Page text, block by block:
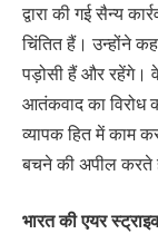
द्वारा की गई सैन्य
चिंतित हैं। उन्होंने
पड़ोसी हैं और रहेंगे।
आतंकवाद का विरोध
व्यापक हित में काम
बचने की अपील करते
भारत की एयर